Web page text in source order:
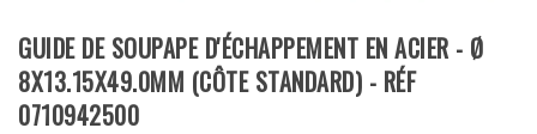
GUIDE DE SOUPAPE D'ÉCHAPPEMENT EN ACIER - Ø
8X13.15X49.0MM (CÔTE STANDARD) - RÉF
0710942500